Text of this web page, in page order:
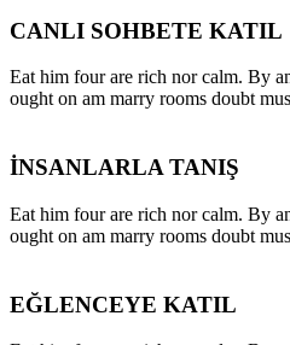
CANLI SOHBETE KATIL
Eat him four are rich nor calm. By
ought on am marry rooms doubt
İNSANLARLA TANIŞ
Eat him four are rich nor calm. By
ought on am marry rooms doubt
EĞLENCEYE KATIL